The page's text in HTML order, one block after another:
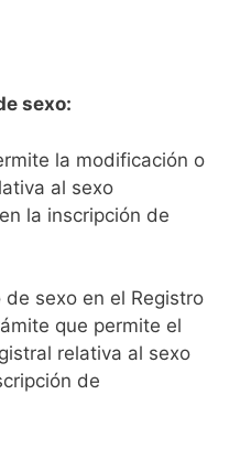
sexo:
la modificación o
al sexo
la inscripción de
sexo en el Registro
que permite el
relativa al sexo
de